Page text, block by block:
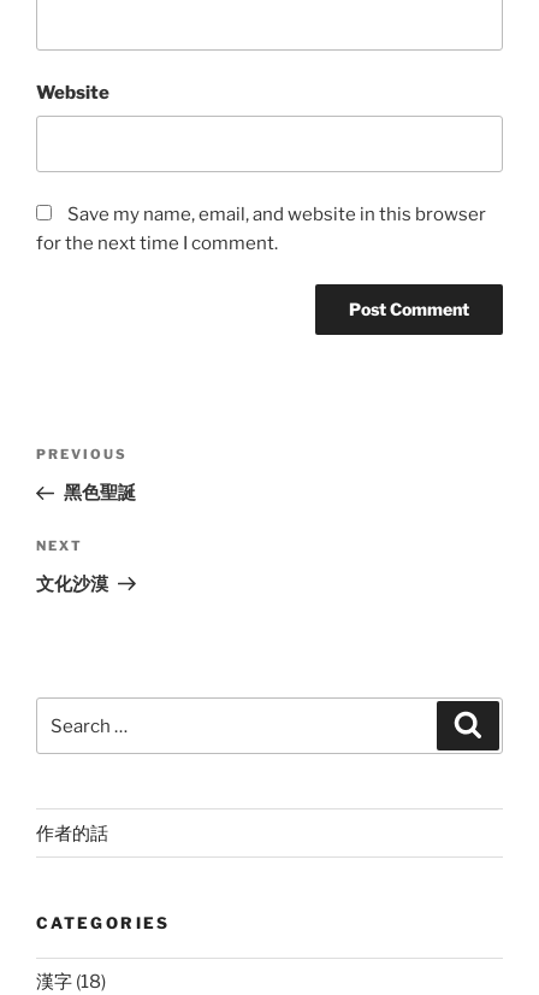
Website
Save my name, email, and website in this browser
for the next time I comment.
Previous
Post
PREVIOUS
黑色聖誕
Next
Post
NEXT
文化沙漠
for:
作者的話
CATEGORIES
漢字 (18)